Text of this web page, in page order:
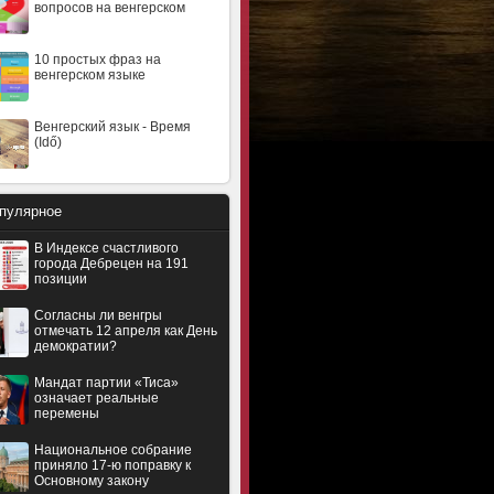
вопросов на венгерском
10 простых фраз на
венгерском языке
Венгерский язык - Время
(Idő)
В Индексе счастливого
города Дебрецен на 191
позиции
Согласны ли венгры
отмечать 12 апреля как День
демократии?
Мандат партии «Тиса»
означает реальные
перемены
Национальное собрание
приняло 17-ю поправку к
Основному закону